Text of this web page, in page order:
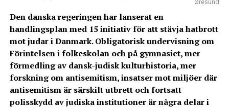
Øresund
Den danska regeringen har lanserat en
handlingsplan med 15 initiativ för att stävja hatbrott
mot judar i Danmark. Obligatorisk undervisning om
Förintelsen i folkeskolan och på gymnasiet, mer
förmedling av dansk-judisk kulturhistoria, mer
forskning om antisemitism, insatser mot miljöer där
antisemitism är särskilt utbrett och fortsatt
polisskydd av judiska institutioner är några delar i